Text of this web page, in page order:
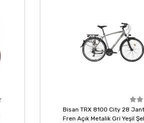
Bisan TRX 8100 City 28
Fren Açık Metalik Gri Yeşil